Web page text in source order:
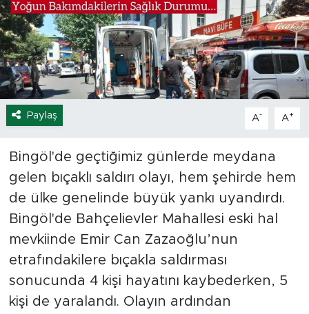
Paylaş A- A+
Bingöl'de geçtiğimiz günlerde meydana
gelen bıçaklı saldırı olayı, hem şehirde hem
de ülke genelinde büyük yankı uyandırdı.
Bingöl'de Bahçelievler Mahallesi eski hal
mevkiinde Emir Can Zazaoğlu’nun
etrafındakilere bıçakla saldırması
sonucunda 4 kişi hayatını kaybederken, 5
kişi de yaralandı. Olayın ardından
Ekonomi
Hava Durumu
Tavz Der
Bingöl Kaza Haberleri